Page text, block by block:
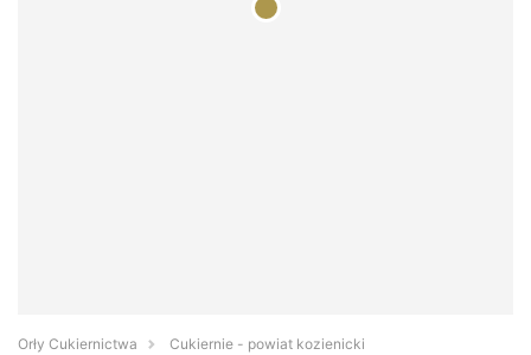
Orły Cukiernictwa
Cukiernie - powiat kozienicki